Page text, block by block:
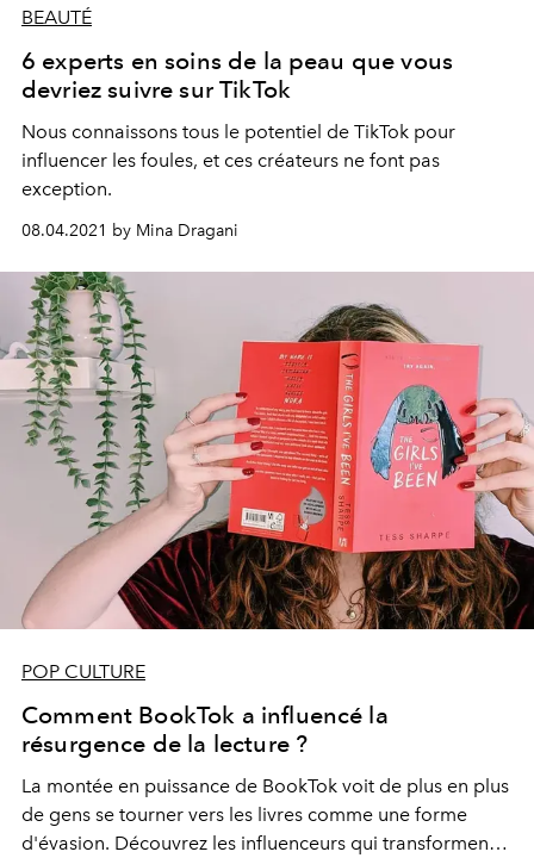
BEAUTÉ
6 experts en soins de la peau que vous
devriez suivre sur TikTok
Nous connaissons tous le potentiel de TikTok pour
influencer les foules, et ces créateurs ne font pas
exception.
08.04.2021 by Mina Dragani
POP CULTURE
Comment BookTok a influencé la
résurgence de la lecture ?
La montée en puissance de BookTok voit de plus en plus
de gens se tourner vers les livres comme une forme
d'évasion. Découvrez les influenceurs qui transforment